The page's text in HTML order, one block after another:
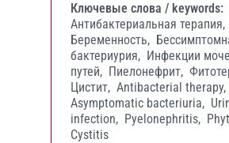
Ключевые слова / keywords:
Антибактериальная терапия,
Беременность,
бактериурия, Инфекции
путей, Пиелонефрит,
Цистит, Antibacterial therapy,
Asymptomatic bacteriuria,
infection, Pyelonephritis,
Cystitis